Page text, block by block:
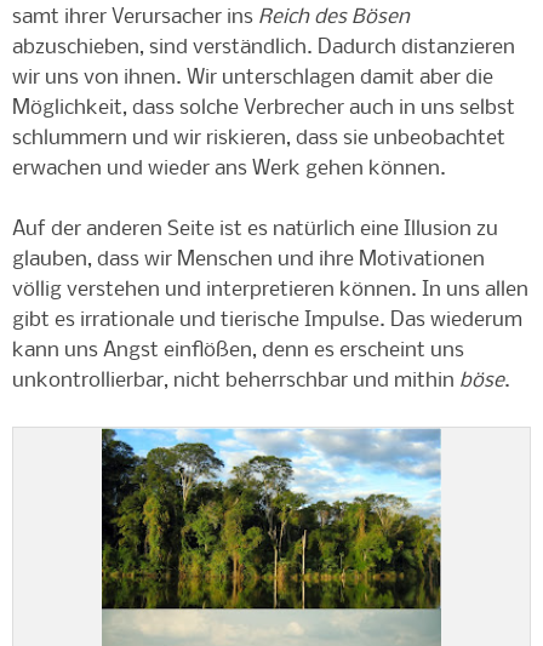
samt ihrer Verursacher ins Reich des Bösen
abzuschieben, sind verständlich. Dadurch distanzieren
wir uns von ihnen. Wir unterschlagen damit aber die
Möglichkeit, dass solche Verbrecher auch in uns selbst
schlummern und wir riskieren, dass sie unbeobachtet
erwachen und wieder ans Werk gehen können.
Auf der anderen Seite ist es natürlich eine Illusion zu
glauben, dass wir Menschen und ihre Motivationen
völlig verstehen und interpretieren können. In uns allen
gibt es irrationale und tierische Impulse. Das wiederum
kann uns Angst einflößen, denn es erscheint uns
unkontrollierbar, nicht beherrschbar und mithin böse.